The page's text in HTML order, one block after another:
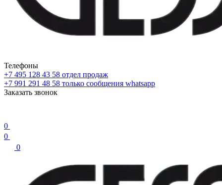
Телефоны
+7 495 128 43 58 отдел продаж
+7 991 291 48 58 только сообщения whatsapp
Заказать звонок
0
0
0